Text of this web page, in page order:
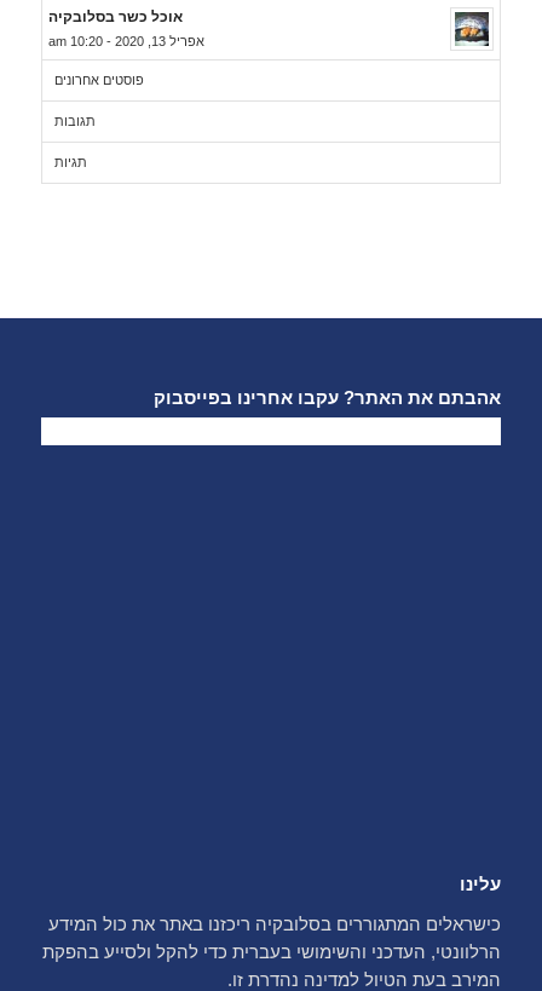
אוכל כשר בסלובקיה
אפריל 13, 2020 - 10:20 am
פוסטים אחרונים
תגובות
תגיות
אהבתם את האתר? עקבו אחרינו בפייסבוק
עלינו
כישראלים המתגוררים בסלובקיה ריכזנו באתר את כול המידע
הרלוונטי, העדכני והשימושי בעברית כדי להקל ולסייע בהפקת
המירב בעת הטיול למדינה נהדרת זו.